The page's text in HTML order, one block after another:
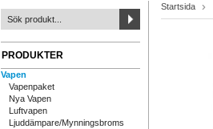
PRODUKTER
Vapen
Vapenpaket
Nya Vapen
Luftvapen
Ljuddämpare/Mynningsbroms
Startsida